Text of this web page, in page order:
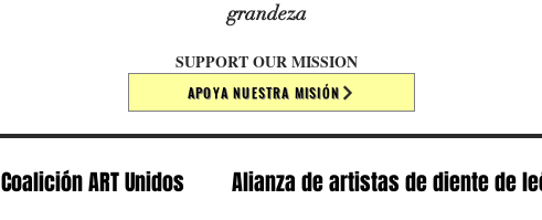
grandeza
SUPPORT OUR MISSION
APOYA NUESTRA MISIÓN
Coalición ART Unidos Alianza de artistas de diente de